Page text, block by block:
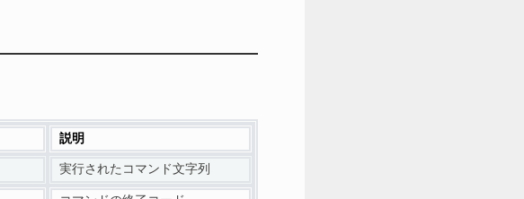
説明
実行されたコマンド文字列